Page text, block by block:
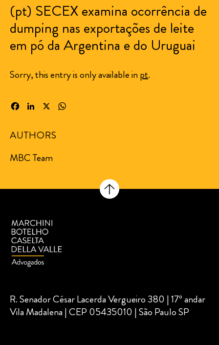
(pt) SECEX examina ocorrência de
dumping nas exportações de leite
em pó da Argentina e do Uruguai
Sorry, this entry is only available inpt.
FacebookLinkedIn
AUTHORS
MBC Team
R. Senador César Lacerda Vergueiro 380 | 17º andar
Vila Madalena | CEP 05435010 | São Paulo SP